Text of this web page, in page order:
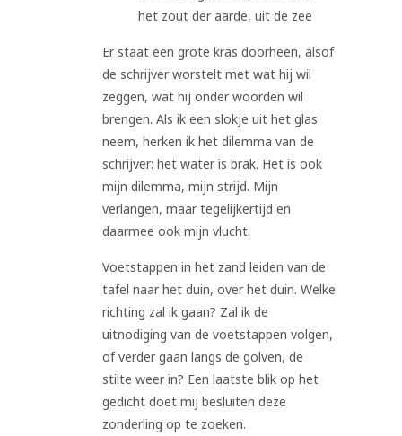
het zout der aarde, uit de zee
Er staat een grote kras doorheen, alsof
de schrijver worstelt met wat hij wil
zeggen, wat hij onder woorden wil
brengen. Als ik een slokje uit het glas
neem, herken ik het dilemma van de
schrijver: het water is brak. Het is ook
mijn dilemma, mijn strijd. Mijn
verlangen, maar tegelijkertijd en
daarmee ook mijn vlucht.
Voetstappen in het zand leiden van de
tafel naar het duin, over het duin. Welke
richting zal ik gaan? Zal ik de
uitnodiging van de voetstappen volgen,
of verder gaan langs de golven, de
stilte weer in? Een laatste blik op het
gedicht doet mij besluiten deze
zonderling op te zoeken.